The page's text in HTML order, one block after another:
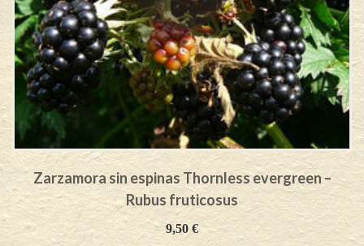
Zarzamora sin espinas Thornless evergreen –
Rubus fruticosus
9,50€